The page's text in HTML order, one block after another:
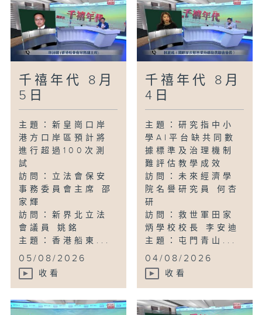
千禧年代 8月
5日
主題：新皇崗口岸
港方口岸區預計將
進行超過100次測
試
訪問：立法會保安
事務委員會主席 邵
家輝
訪問：新界北立法
會議員 姚銘
主題：香港船東...
05/08/2026
收看
千禧年代 8月
4日
主題：研究指中小
學AI平台缺共同數
據標準及治理機制
難評估教學成效
訪問：未來經濟學
院名譽研究員 何杏
研
訪問：救世軍田家
炳學校校長 李安迪
主題：屯門青山...
04/08/2026
收看